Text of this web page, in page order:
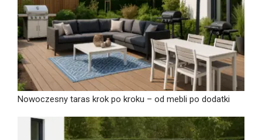
Nowoczesny taras krok po kroku – od mebli po dodatki